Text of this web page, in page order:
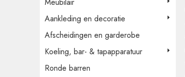
Aankleding en decoratie
Afscheidingen en garderobe
Koeling, bar- & tapapparatuur
Ronde barren